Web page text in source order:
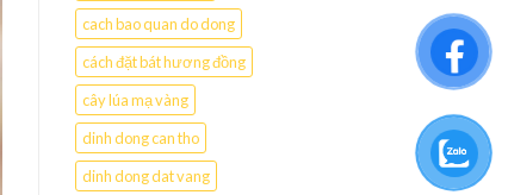
cach bao quan do dong
cách đặt bát hương đồng
cây lúa mạ vàng
dinh dong can tho
dinh dong dat vang